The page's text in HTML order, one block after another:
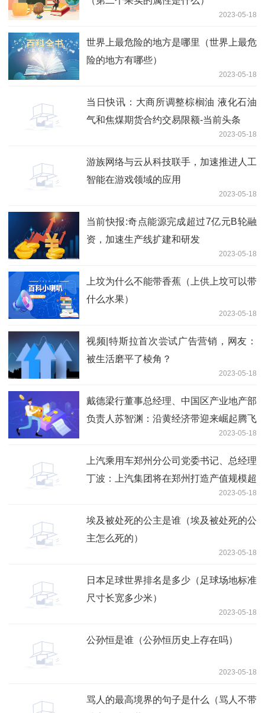
2023-05-18
世界上最危险的地方是哪里（世界上最危
险的地方有哪些）
2023-05-18
当日快讯：大商所调整棕榈油 液化石油
气和焦煤期货合约交易限额-当前头条
2023-05-18
游族网络与云从科技联手，加速推进人工
智能在游戏领域的应用
2023-05-18
当前快报:奇点能源完成超过7亿元B轮融
资，加速生产线扩建和研发
2023-05-18
上坟为什么不能带香蕉（上供上坟可以带
什么水果）
2023-05-18
视频|特斯拉首次尝试广告营销，网友：
被生活磨平了棱角？
2023-05-18
戴德梁行董事总经理、中国区产业地产部
负责人苏智渊：沿黄经济带迎来崛起腾飞
2023-05-18
上汽乘用车郑州分公司党委书记、总经理
丁波：上汽集团将在郑州打造产值规模超
2023-05-18
埃及被处死的公主是谁（埃及被处死的公
主怎么死的）
2023-05-18
日本足球世界排名是多少（足球场地标准
尺寸长宽多少米）
2023-05-18
公孙恒是谁（公孙恒历史上存在吗）
2023-05-18
骂人的最高境界的句子是什么（骂人不带